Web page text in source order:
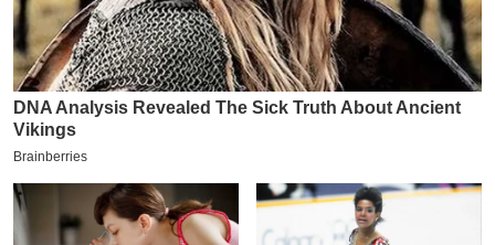
2
0
2
6
क्रा
इ
म
ई